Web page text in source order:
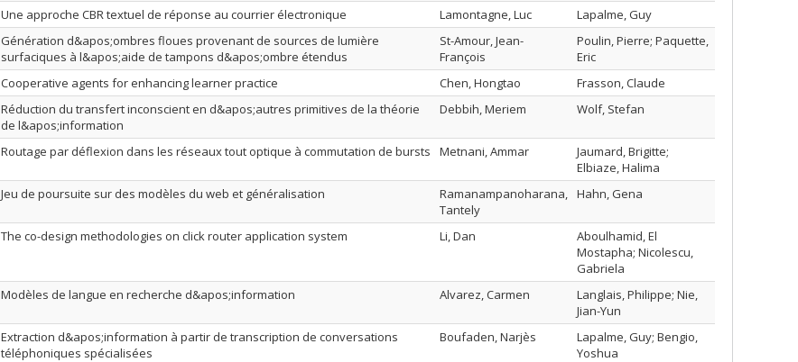
Une approche CBR textuel de réponse au courrier électronique Lamontagne, Luc
Lapalme, Guy
Génération d&apos;ombres floues provenant de sources de lumière
surfaciques à l&apos;aide de tampons d&apos;ombre étendus
St-Amour, Jean-
François
Poulin, Pierre; Paquette,
Eric
Cooperative agents for enhancing learner practice Chen, Hongtao
Frasson, Claude
Réduction du transfert inconscient en d&apos;autres primitives de la théorie
de l&apos;information
Debbih, Meriem Wolf, Stefan
Routage par déflexion dans les réseaux tout optique à commutation de bursts Metnani, Ammar
Jaumard, Brigitte;
Elbiaze, Halima
Jeu de poursuite sur des modèles du web et généralisation
Ramanampanoharana,
Tantely
Hahn, Gena
The co-design methodologies on click router application system Li, Dan
Aboulhamid, El
Mostapha; Nicolescu,
Gabriela
Modèles de langue en recherche d&apos;information Alvarez, Carmen
Langlais, Philippe; Nie,
Jian-Yun
Extraction d&apos;information à partir de transcription de conversations
téléphoniques spécialisées
Boufaden, Narjès
Lapalme, Guy; Bengio,
Yoshua